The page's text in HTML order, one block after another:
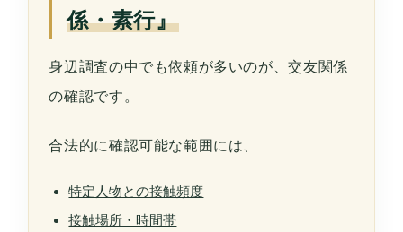
係・素行』
身辺調査の中でも依頼が多いのが、交友関係
の確認です。
合法的に確認可能な範囲には、
特定人物との接触頻度
接触場所・時間帯